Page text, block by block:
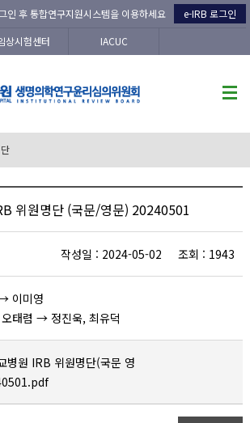
상시험센터 IACUC
인 후 통합연구지원시스템을 이용하세요 e-IRB 로그인
위원명단 (국문/영문) 20240501
작성일 : 2024-05-02 조회 : 1943
이미영
태렴 → 정진욱, 최유덕
병원 IRB 위원명단(국문 영